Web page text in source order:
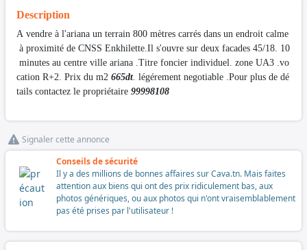
Description
A vendre à l'ariana un terrain 800 mètres carrés dans un endroit calme
à proximité de CNSS Enkhilette.Il s'ouvre sur deux facades 45/18. 10
minutes au centre ville ariana .Titre foncier individuel. zone UA3 .vo
cation R+2. Prix du m2 665dt. légérement negotiable .Pour plus de dé
tails contactez le propriétaire 99998108
Signaler cette annonce
Conseils de sécurité
Il y a des millions de bonnes affaires sur Cava.tn. Mais faites
attention aux biens qui ont des prix ridiculement bas, aux
photos génériques, ou aux photos qui n'ont vraisemblablement
pas été prises par l'utilisateur !